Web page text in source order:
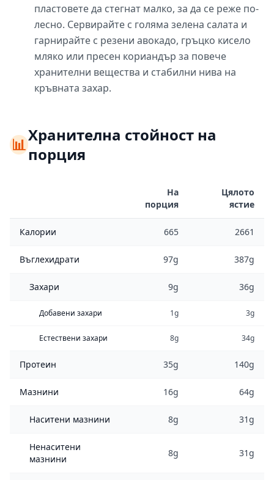
пластовете да стегнат малко, за да се реже по-
лесно. Сервирайте с голяма зелена салата и
гарнирайте с резени авокадо, гръцко кисело
мляко или пресен кориандър за повече
хранителни вещества и стабилни нива на
кръвната захар.
📊Хранителна стойност на
порция
На
порция
Цялото
ястие
Калории 665 2661
Въглехидрати 97g 387g
Захари 9g 36g
Добавени захари 1g 3g
Естествени захари 8g 34g
Протеин 35g 140g
Мазнини 16g 64g
Наситени мазнини 8g 31g
Ненаситени
мазнини
8g 31g